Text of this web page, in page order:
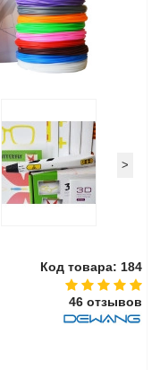
>
Код товара: 184
46 отзывов